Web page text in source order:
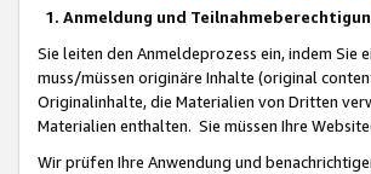
1. Anmeldung und
Sie leiten den Anmeldeprozess ein, indem
muss/müssen originäre Inhalte (original
Originalinhalte, die Materialien von Dritten
Materialien enthalten. Sie müssen Ihre
Wir prüfen Ihre Anwendung und